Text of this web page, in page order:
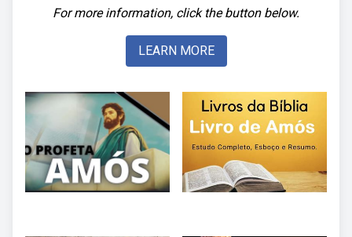
For more information, click the button below.
LEARN MORE